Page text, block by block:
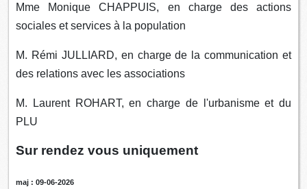
Mme Monique CHAPPUIS, en charge des actions
sociales et services à la population
M. Rémi JULLIARD, en charge de la communication et
des relations avec les associations
M. Laurent ROHART, en charge de l'urbanisme et du
PLU
Sur rendez vous uniquement
maj : 09-06-2026